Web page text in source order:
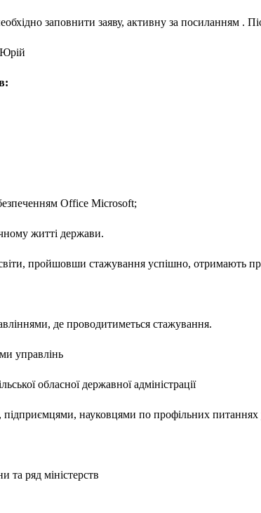
заповнити заяву, активну за посиланням .
Office Microsoft;
житті держави.
пройшовши стажування успішно, отримають
де проводитиметься стажування.
управлінь
обласної державної адміністрації
науковцями по профільних питаннях
та ряд міністерств